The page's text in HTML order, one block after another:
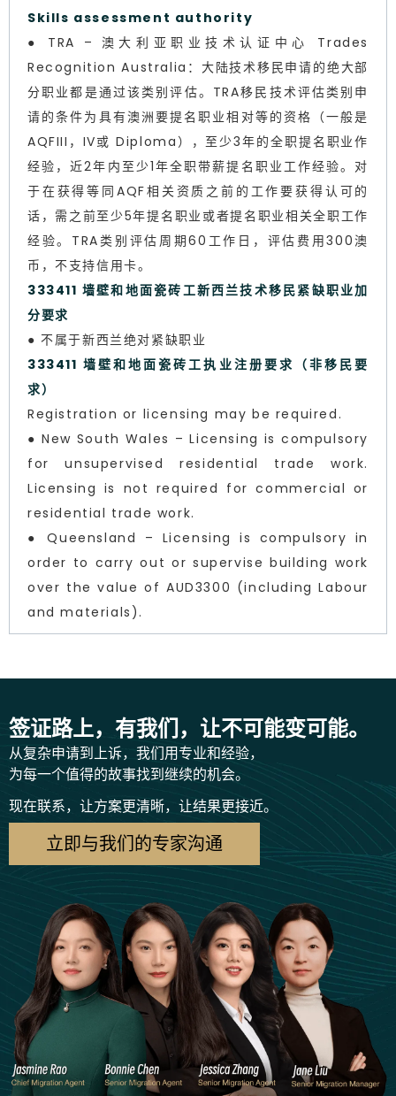
Skills assessment authority
● TRA – 澳大利亚职业技术认证中心 Trades
Recognition Australia：大陆技术移民申请的绝大部
分职业都是通过该类别评估。TRA移民技术评估类别申
请的条件为具有澳洲要提名职业相对等的资格（一般是
AQFIII，IV或 Diploma），至少3年的全职提名职业作
经验，近2年内至少1年全职带薪提名职业工作经验。对
于在获得等同AQF相关资质之前的工作要获得认可的
话，需之前至少5年提名职业或者提名职业相关全职工作
经验。TRA类别评估周期60工作日，评估费用300澳
币，不支持信用卡。
333411 墙壁和地面瓷砖工新西兰技术移民紧缺职业加
分要求
● 不属于新西兰绝对紧缺职业
333411 墙壁和地面瓷砖工执业注册要求（非移民要
求）
Registration or licensing may be required.
● New South Wales – Licensing is compulsory
for unsupervised residential trade work.
Licensing is not required for commercial or
residential trade work.
● Queensland – Licensing is compulsory in
order to carry out or supervise building work
over the value of AUD3300 (including Labour
and materials).
签证路上，有我们，让不可能变可能。
从复杂申请到上诉，我们用专业和经验，
为每一个值得的故事找到继续的机会。
现在联系，让方案更清晰，让结果更接近。
立即与我们的专家沟通